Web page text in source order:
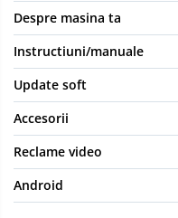
Despre masina ta
Instructiuni/manuale
Update soft
Accesorii
Reclame video
Android